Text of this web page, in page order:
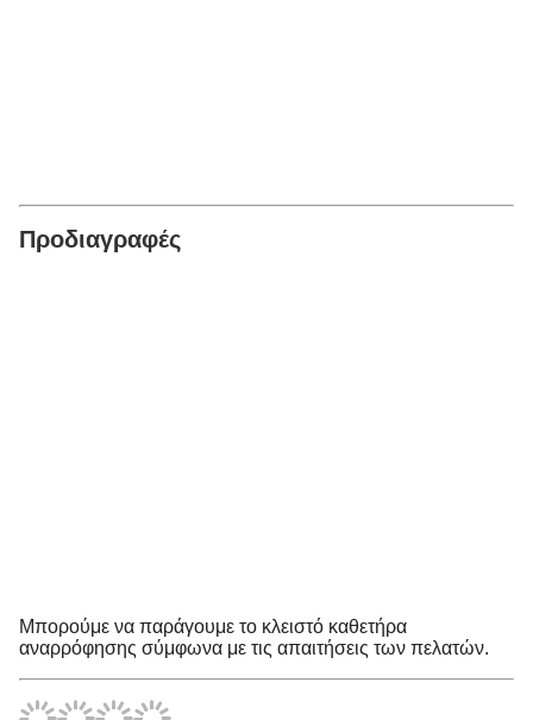
Προδιαγραφές
Μπορούμε να παράγουμε το κλειστό καθετήρα
αναρρόφησης σύμφωνα με τις απαιτήσεις των πελατών.